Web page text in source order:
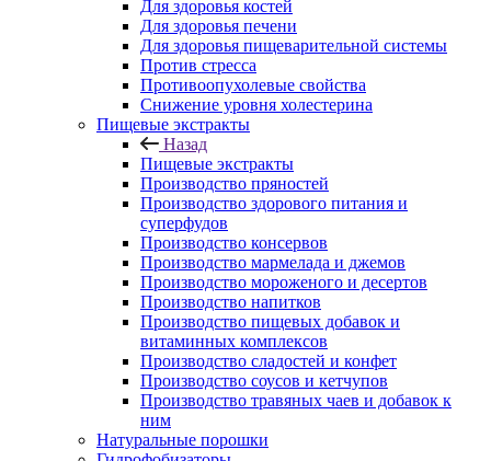
Для здоровья костей
Для здоровья печени
Для здоровья пищеварительной системы
Против стресса
Противоопухолевые свойства
Снижение уровня холестерина
Пищевые экстракты
Назад
Пищевые экстракты
Производство пряностей
Производство здорового питания и
суперфудов
Производство консервов
Производство мармелада и джемов
Производство мороженого и десертов
Производство напитков
Производство пищевых добавок и
витаминных комплексов
Производство сладостей и конфет
Производство соусов и кетчупов
Производство травяных чаев и добавок к
ним
Натуральные порошки